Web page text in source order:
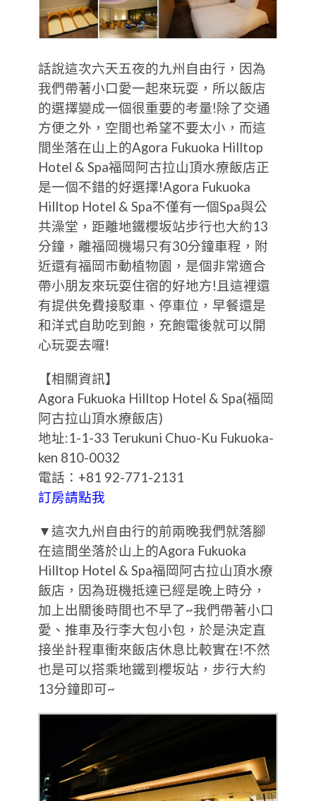
話說這次六天五夜的九州自由行，因為
我們帶著小口愛一起來玩耍，所以飯店
的選擇變成一個很重要的考量!除了交通
方便之外，空間也希望不要太小，而這
間坐落在山上的Agora Fukuoka Hilltop
Hotel & Spa福岡阿古拉山頂水療飯店正
是一個不錯的好選擇!Agora Fukuoka
Hilltop Hotel & Spa不僅有一個Spa與公
共澡堂，距離地鐵櫻坂站步行也大約13
分鐘，離福岡機場只有30分鐘車程，附
近還有福岡市動植物園，是個非常適合
帶小朋友來玩耍住宿的好地方!且這裡還
有提供免費接駁車、停車位，早餐還是
和洋式自助吃到飽，充飽電後就可以開
心玩耍去囉!
【相關資訊】
Agora Fukuoka Hilltop Hotel & Spa(福岡
阿古拉山頂水療飯店)
地址:1-1-33 Terukuni Chuo-Ku Fukuoka-
ken 810-0032
電話：+81 92-771-2131
訂房請點我
▼這次九州自由行的前兩晚我們就落腳
在這間坐落於山上的Agora Fukuoka
Hilltop Hotel & Spa福岡阿古拉山頂水療
飯店，因為班機抵達已經是晚上時分，
加上出關後時間也不早了~我們帶著小口
愛、推車及行李大包小包，於是決定直
接坐計程車衝來飯店休息比較實在!不然
也是可以搭乘地鐵到櫻坂站，步行大約
13分鐘即可~